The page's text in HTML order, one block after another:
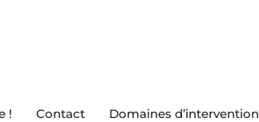
! Contact Domaines d’intervention